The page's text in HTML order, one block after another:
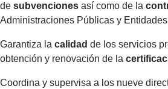
de subvenciones así como de la
Administraciones Públicas y
Garantiza la calidad de los servicios
obtención y renovación de la
Coordina y supervisa a los nueve